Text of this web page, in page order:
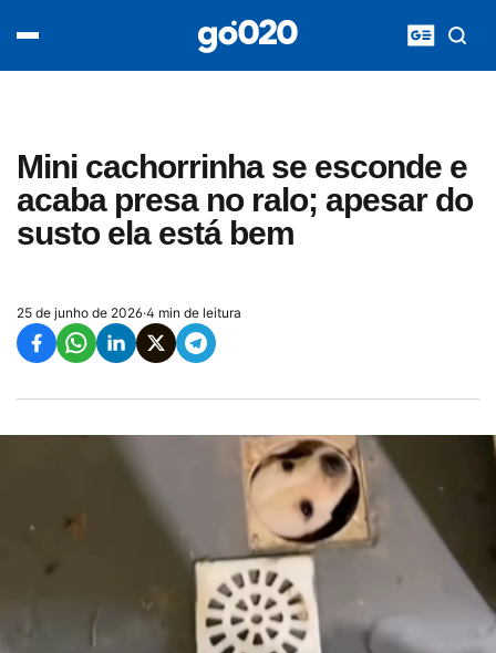
Mini cachorrinha se esconde e
acaba presa no ralo; apesar do
susto ela está bem
25 de junho de 2026·4 min de leitura
acontece agora
entretenimento
vídeos
pod020